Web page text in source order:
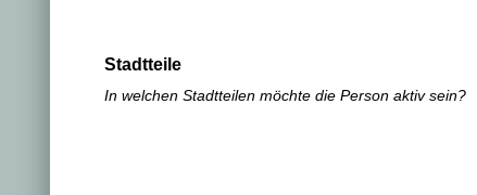
Stadtteile
In welchen Stadtteilen möchte die Person aktiv sein?